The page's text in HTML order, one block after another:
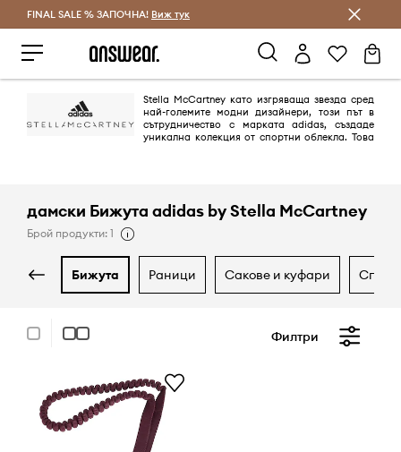
Спестявай с Answear Club
FINAL SALE % ЗАПОЧНА! Виж тук
Stella McCartney като изгряваща звезда сред
най-големите модни дизайнери, този път в
сътрудничество с марката аdidas, създаде
уникална колекция от спортни облекла. Това
дамски Бижута adidas by Stella McCartney
Брой продукти: 1
бижута раници сакове и куфари
Филтри